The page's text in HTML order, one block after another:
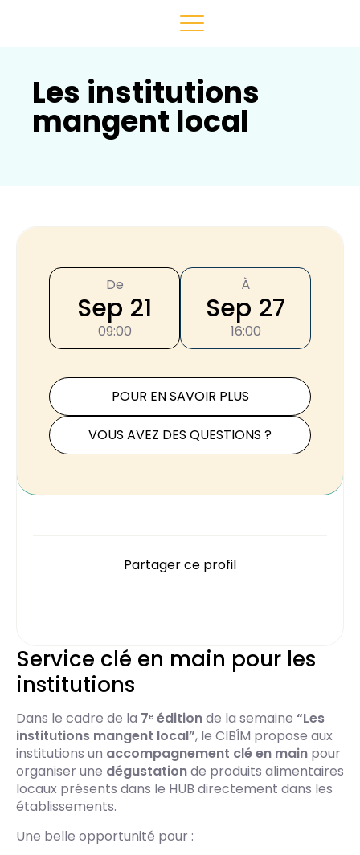
Les institutions
mangent local
De
Sep 21
09:00
À
Sep 27
16:00
POUR EN SAVOIR PLUS
VOUS AVEZ DES QUESTIONS ?
Partager ce profil
Service clé en main pour les
institutions
Dans le cadre de la 7ᵉ éditionde la semaine “Les
institutions mangent local”, le CIBÎM propose aux
institutions un accompagnement clé en main pour
organiser une dégustationde produits alimentaires
locaux présents dans le HUB directement dans les
établissements.
Une belle opportunité pour :